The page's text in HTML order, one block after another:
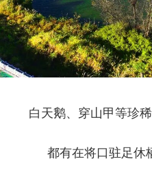
白天鹅、穿山甲等珍
都有在将口驻足休